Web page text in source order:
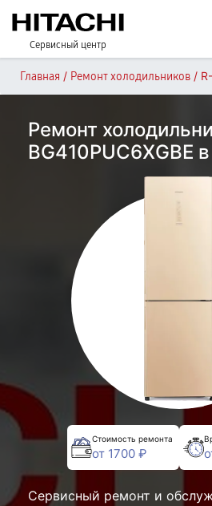
Сервисный центр
Главная / Ремонт холодильников /
Ремонт
BG410PUC6XGBE
Стоимость ремонта
от 1700 ₽
Сервисный ремонт и